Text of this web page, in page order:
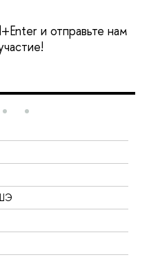
и отправьте нам